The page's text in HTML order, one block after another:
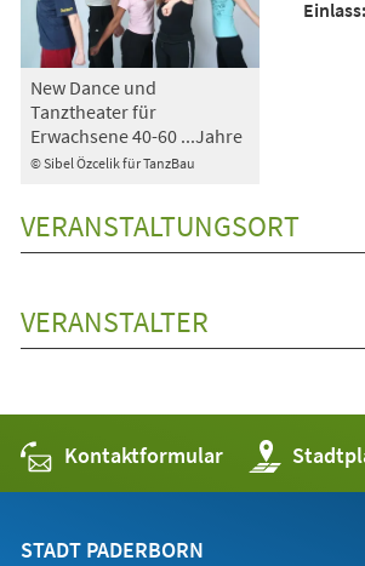
© Sibel Özcelik für TanzBau
New Dance und
Tanztheater für
Erwachsene 40-60 ...Jahre
VERANSTALTUNGSORT
VERANSTALTER
Kontaktformular (Öffnet
in
einem
STADT PADERBORN